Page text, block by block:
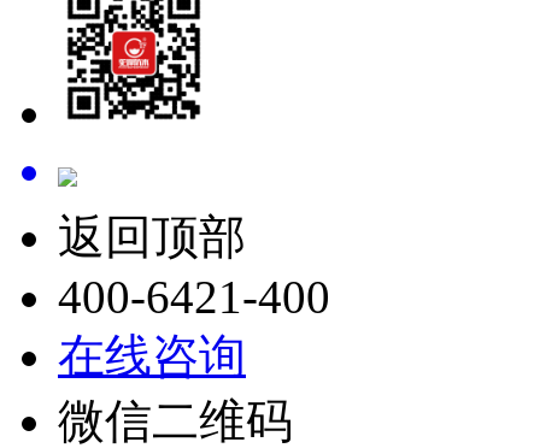
返回顶部
400-6421-400
在线咨询
微信二维码